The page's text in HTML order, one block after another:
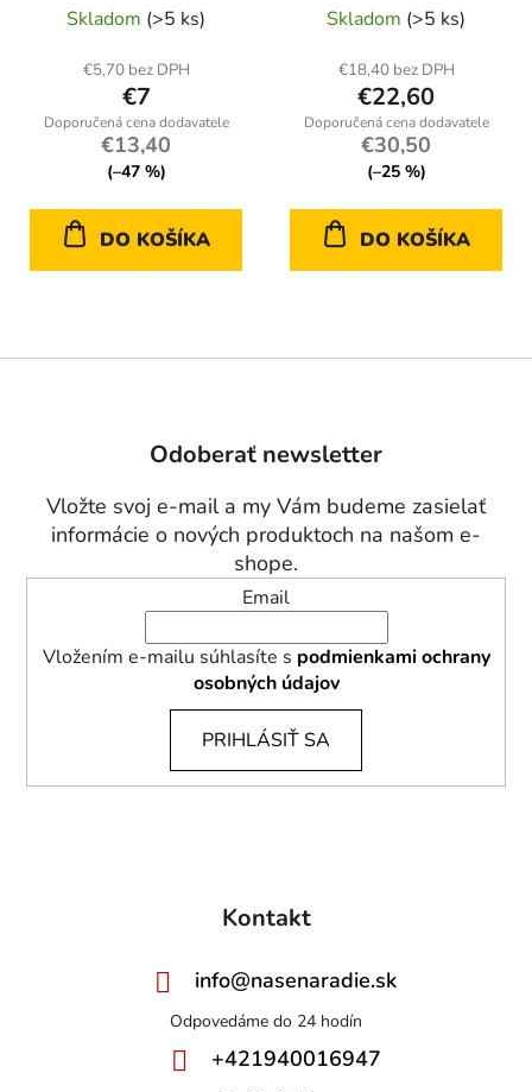
Skladom (>5 ks)
€5,70 bez DPH
€7
€13,40
(–47 %)
DO KOŠÍKA
Skladom (>5 ks)
€18,40 bez DPH
€22,60
€30,50
(–25 %)
DO KOŠÍKA
Odoberať newsletter
Vložte svoj e-mail a my Vám budeme zasielať
informácie o nových produktoch na našom e-
shope.
Email
Vložením e-mailu súhlasíte s podmienkami ochrany
osobných údajov
PRIHLÁSIŤ SA
Kontakt
info@nasenaradie.sk
+421940016947